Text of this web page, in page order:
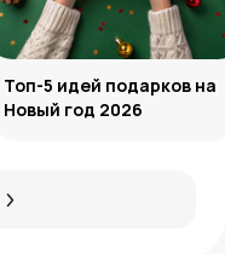
Топ-5 идей подарков на
Новый год 2026